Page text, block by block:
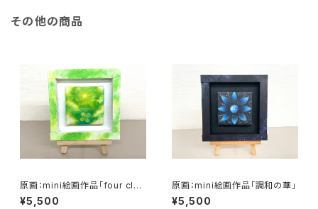
その他の商品
原画：mini絵画作品「four clov
ers sky green」
¥5,500
原画：mini絵画作品「調和の華」
¥5,500